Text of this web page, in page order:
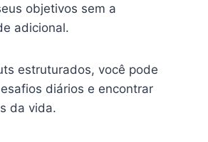
objetivos sem a
adicional.
estruturados, você pode
diários e encontrar
da vida.